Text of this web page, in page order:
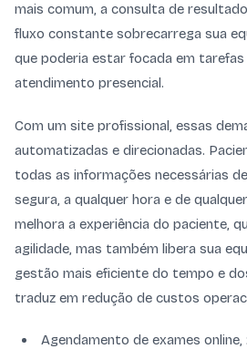
mais comum, a consulta de
fluxo constante sobrecarrega sua
que poderia estar focada em tarefas
atendimento presencial.
Com um site profissional, essas
automatizadas e direcionadas.
todas as informações necessárias
segura, a qualquer hora e de
melhora a experiência do paciente,
agilidade, mas também libera sua
gestão mais eficiente do tempo e
traduz em redução de custos
Agendamento de exames